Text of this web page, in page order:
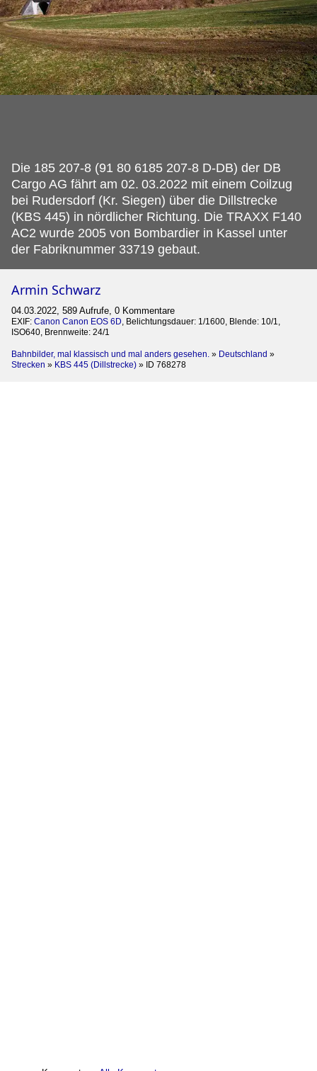
Die 185 207-8 (91 80 6185 207-8 D-DB) der DB
Cargo AG fährt am 02. 03.2022 mit einem Coilzug
bei Rudersdorf (Kr. Siegen) über die Dillstrecke
(KBS 445) in nördlicher Richtung. Die TRAXX F140
AC2 wurde 2005 von Bombardier in Kassel unter
der Fabriknummer 33719 gebaut.
Armin Schwarz
04.03.2022, 589 Aufrufe, 0 Kommentare
EXIF: Canon Canon EOS 6D, Belichtungsdauer: 1/1600, Blende: 10/1,
ISO640, Brennweite: 24/1
Bahnbilder, mal klassisch und mal anders gesehen. » Deutschland »
Strecken » KBS 445 (Dillstrecke) » ID 768278